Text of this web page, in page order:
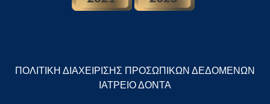
ΠΟΛΙΤΙΚΗ ΔΙΑΧΕΙΡΙΣΗΣ ΠΡΟΣΩΠΙΚΩΝ ΔΕΔΟΜΕΝΩΝ
ΙΑΤΡΕΙΟ ΔΟΝΤΑ